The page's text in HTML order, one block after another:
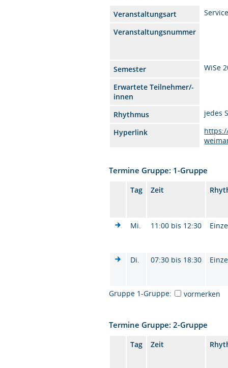
Veranstaltungsart
Veranstaltungsnummer
Semester
WiSe
Erwartete Teilnehmer/-
innen
Rhythmus
jedes
Hyperlink
Termine Gruppe: 1-Gruppe
Tag Zeit
Mi. 11:00 bis 12:30
Di. 07:30 bis 18:30
Gruppe 1-Gruppe: vormerken
Termine Gruppe: 2-Gruppe
Tag Zeit